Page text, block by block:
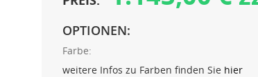
OPTIONEN:
Farbe:
weitere Infos zu Farben finden Sie hier